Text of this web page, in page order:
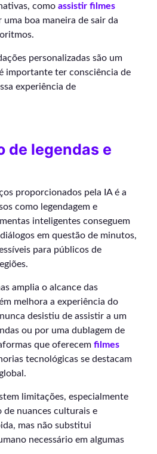
como assistir filmes
uma boa maneira de sair da
personalizadas são um
importante ter consciência de
experiência de
de legendas e
proporcionados pela IA é a
como legendagem e
inteligentes conseguem
em questão de minutos,
para públicos de
amplia o alcance das
melhora a experiência do
desistiu de assistir a um
ou por uma dublagem de
que oferecem filmes
tecnológicas se destacam
limitações, especialmente
de nuances culturais e
mas não substitui
necessário em algumas